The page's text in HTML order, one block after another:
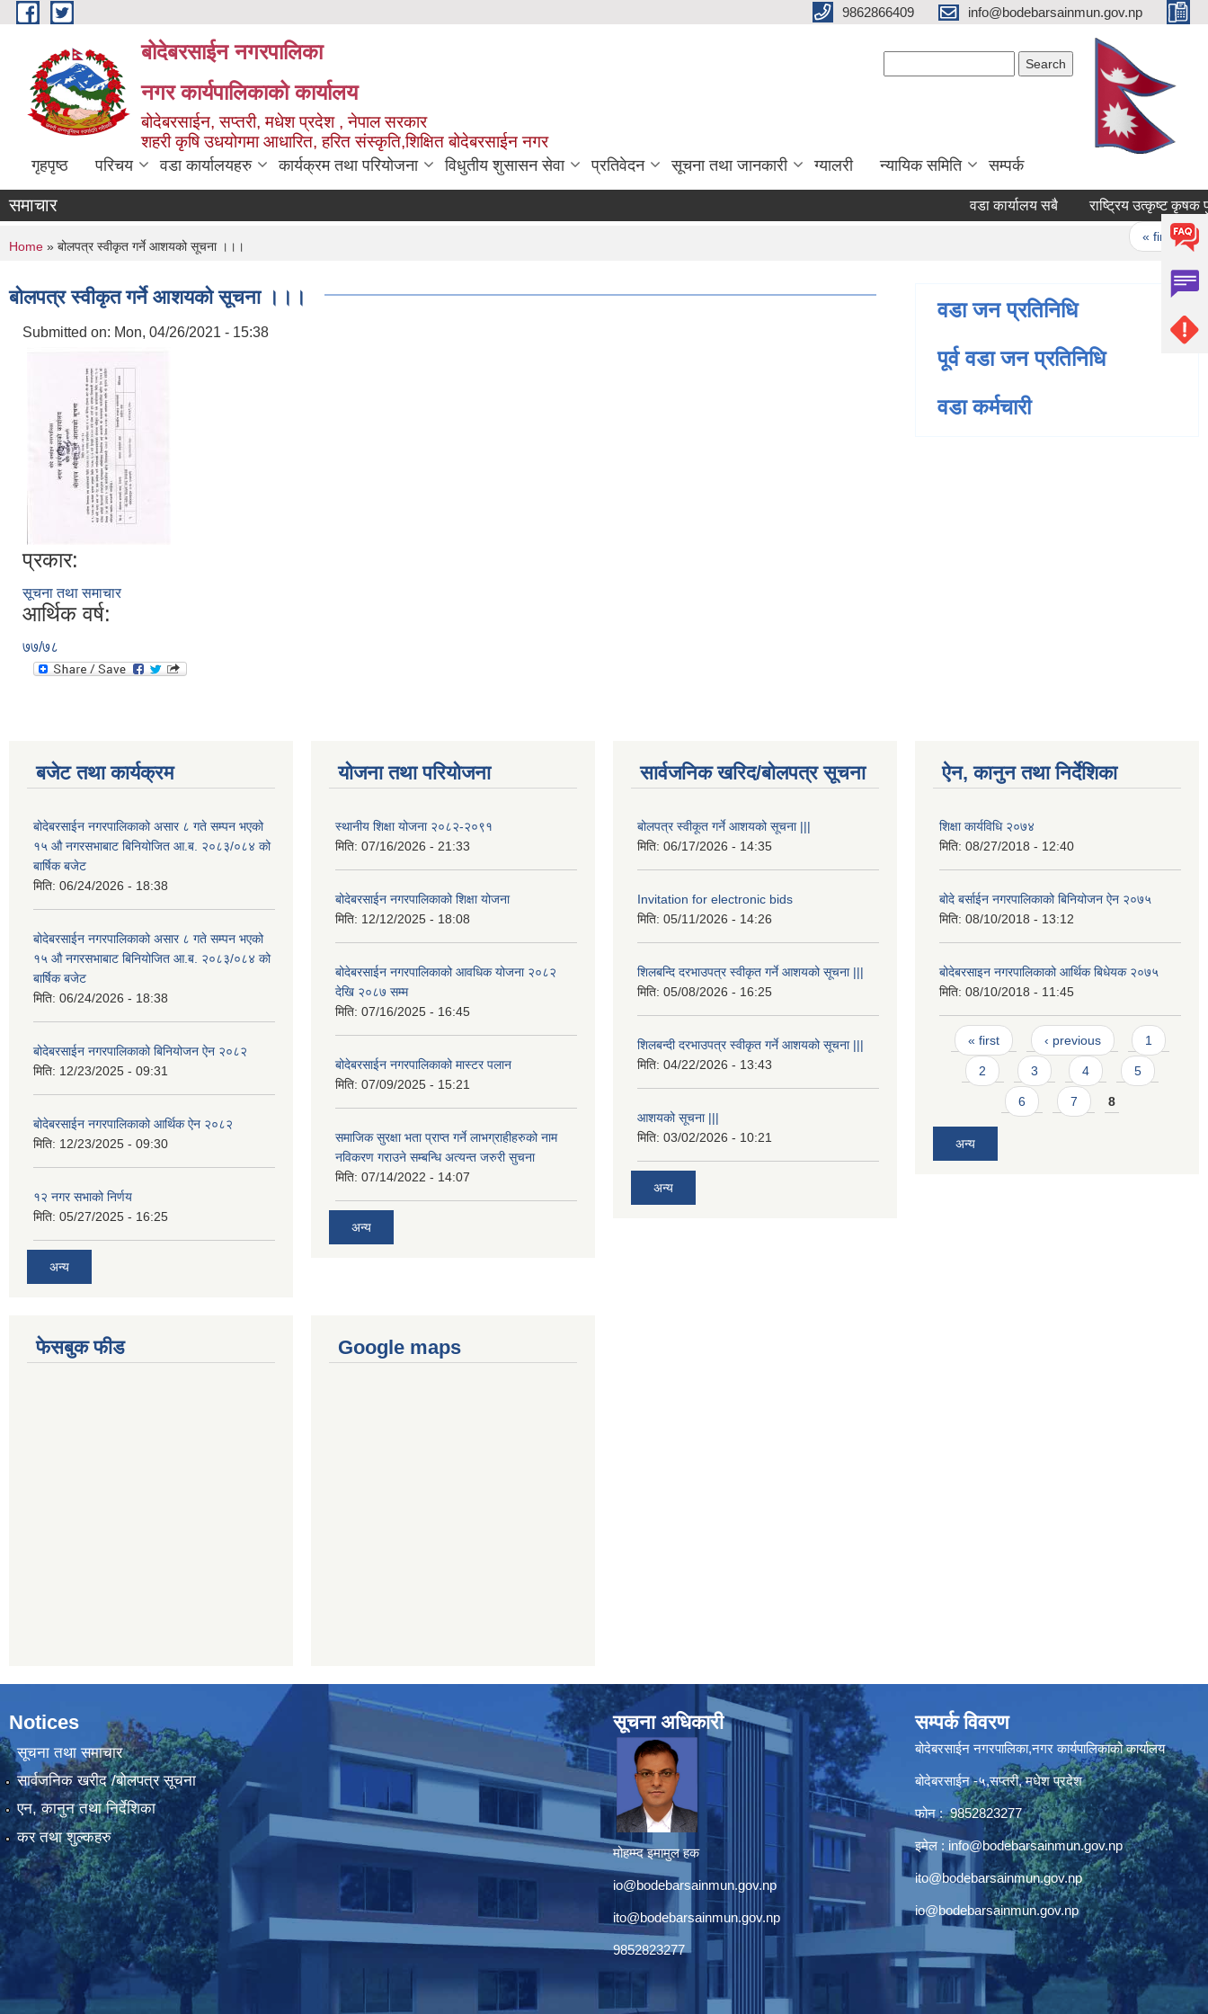
Skip to main content 9862866409 info@bodebarsainmun.gov.np
बोदेबरसाईन नगरपालिका
नगर कार्यपालिकाको कार्यालय
बोदेबरसाईन, सप्तरी, मधेश प्रदेश , नेपाल सरकार
शहरी कृषि उधयोगमा आधारित, हरित संस्कृति,शिक्षित बोदेबरसाईन नगर
गृहपृष्ठ परिचय वडा कार्यालयहरु कार्यक्रम तथा परियोजना विधुतीय शुसासन सेवा प्रतिवेदन सूचना तथा जानकारी ग्यालरी न्यायिक समिति सम्पर्क
समाचार वडा कार्यालय सबै राष्ट्रिय उत्कृष्ट
« first ‹
You are here
Home » बोलपत्र स्वीकृत गर्ने आशयको सूचना ।।।
बोलपत्र स्वीकृत गर्ने आशयको सूचना ।।।
Submitted on: Mon, 04/26/2021 - 15:38
प्रकार:
सूचना तथा समाचार
आर्थिक वर्ष:
७७/७८
वडा जन प्रतिनिधि
पूर्व वडा जन प्रतिनिधि
वडा कर्मचारी
बजेट तथा कार्यक्रम
बोदेबरसाईन नगरपालिकाको असार ८ गते सम्पन भएको
१५ ‍‍‍औ नगरसभाबाट बिनियोजित आ.ब. २०८३/०८४ को
बार्षिक बजेट
मिति: 06/24/2026 - 18:38
बोदेबरसाईन नगरपालिकाको असार ८ गते सम्पन भएको
१५ ‍‍‍औ नगरसभाबाट बिनियोजित आ.ब. २०८३/०८४ को
बार्षिक बजेट
मिति: 06/24/2026 - 18:38
बोदेबरसाईन नगरपालिकाको बिनियोजन ऐन २०८२
मिति: 12/23/2025 - 09:31
बोदेबरसाईन नगरपालिकाको आर्थिक ऐन २०८२
मिति: 12/23/2025 - 09:30
१२ नगर सभाको निर्णय
मिति: 05/27/2025 - 16:25
अन्य
योजना तथा परियोजना
स्थानीय शिक्षा योजना २०८२-२०९१
मिति: 07/16/2026 - 21:33
बोदेबरसाईन नगरपालिकाको शिक्षा योजना
मिति: 12/12/2025 - 18:08
बोदेबरसाईन नगरपालिकाको आवधिक योजना २०८२
देखि २०८७ सम्म
मिति: 07/16/2025 - 16:45
बोदेबरसाईन नगरपालिकाको मास्टर पलान
मिति: 07/09/2025 - 15:21
समाजिक सुरक्षा भता प्राप्त गर्ने लाभग्राहीहरुको नाम
नविकरण गराउने सम्बन्धि अत्यन्त जरुरी सुचना
मिति: 07/14/2022 - 14:07
अन्य
सार्वजनिक खरिद/बोलपत्र सूचना
बोलपत्र स्वीकूत गर्ने आशयको सूचना |||
मिति: 06/17/2026 - 14:35
Invitation for electronic bids
मिति: 05/11/2026 - 14:26
शिलबन्दि दरभाउपत्र स्वीकृत गर्ने आशयको सूचना |||
मिति: 05/08/2026 - 16:25
शिलबन्दी दरभाउपत्र स्वीकृत गर्ने आशयको सूचना |||
मिति: 04/22/2026 - 13:43
आशयको सूचना |||
मिति: 03/02/2026 - 10:21
अन्य
ऐन, कानुन तथा निर्देशिका
शिक्षा कार्यविधि २०७४
मिति: 08/27/2018 - 12:40
बोदे बर्साईन नगरपालिकाको बिनियोजन ऐन २०७५
मिति: 08/10/2018 - 13:12
बोदेबरसाइन नगरपालिकाको आर्थिक बिधेयक २०७५
मिति: 08/10/2018 - 11:45
Pages
« first ‹ previous 1
2 3 4 5
6 7 8
अन्य
फेसबुक फीड Google maps
Notices
सूचना तथा समाचार
सार्वजनिक खरीद /बोलपत्र सूचना
एन, कानुन तथा निर्देशिका
कर तथा शुल्कहरु
सूचना अधिकारी
मोहम्म्द इमामुल हक
io@bodebarsainmun.gov.np
ito@bodebarsainmun.gov.np
9852823277
सम्पर्क विवरण
बोदेबरसाईन नगरपालिका,नगर कार्यपालिकाको कार्यालय
बोदेबरसाईन -५,सप्तरी, मधेश प्रदेश
फोन : 9852823277
इमेल : info@bodebarsainmun.gov.np
ito@bodebarsainmun.gov.np
io@bodebarsainmun.gov.np